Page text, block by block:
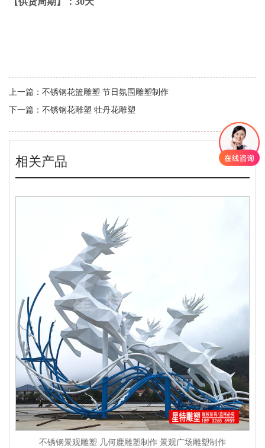
上一篇： 不锈钢花篮雕塑 节日氛围雕塑制作
下一篇： 不锈钢花雕塑 牡丹花雕塑
相关产品
不锈钢景观雕塑 几何鹿雕塑制作 景观广场雕塑制作